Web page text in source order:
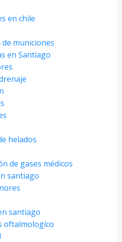
en chile
municiones
en Santiago
helados
de gases médicos
santiago
santiago
oftalmologíco